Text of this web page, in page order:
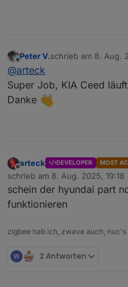
Offline
Peter V.schrieb am 8. Aug.
zuletzt editiert von
@arteck
Super Job, KIA Ceed
Danke
Offline
arteck DEVELOPER MOST
schrieb am 8. Aug. 2025, 19:18
zuletzt editiert von
schein der hyundai part
funktionieren
zigbee hab ich, zwave auch, nuc's
2 Antworten